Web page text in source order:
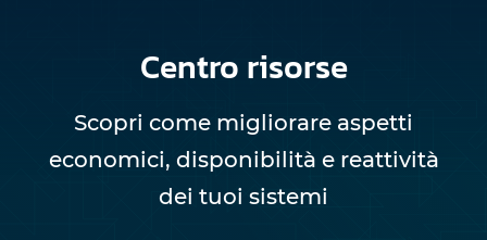
Centro risorse
Scopri come migliorare aspetti
economici, disponibilità e reattività
dei tuoi sistemi